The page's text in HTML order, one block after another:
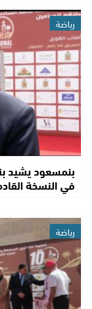
رياضة
بنمسعود يشيد
في النسخة
رياضة